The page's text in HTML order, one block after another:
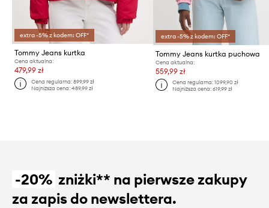
extra -5% z kodem: OFF*
Tommy Jeans kurtka
Cena aktualna:
479,99 zł
Cena regularna:899,99 zł
Najniższa cena:489,99 zł
extra -5% z kodem: OFF*
Tommy Jeans kurtka puchowa
Cena aktualna:
559,99 zł
Cena regularna: 1099,90 zł
Najniższa cena: 619,99 zł
-20% zniżki** na pierwsze zakupy
za zapis do newslettera.